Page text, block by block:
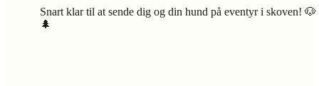
Snart klar til at sende dig og din hund på eventyr i skoven! 🐶
🌲